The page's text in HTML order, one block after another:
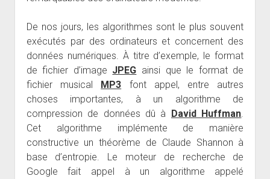
De nos jours, les algorithmes sont le plus souvent
exécutés par des ordinateurs et concernent des
données numériques. À titre d’exemple, le format
de fichier d’image JPEG ainsi que le format de
fichier musical MP3 font appel, entre autres
choses importantes, à un algorithme de
compression de données dû à David Huffman
Cet algorithme implémente de manière
constructive un théorème de Claude Shannon à
base d’entropie. Le moteur de recherche de
Google fait appel à un algorithme appelé